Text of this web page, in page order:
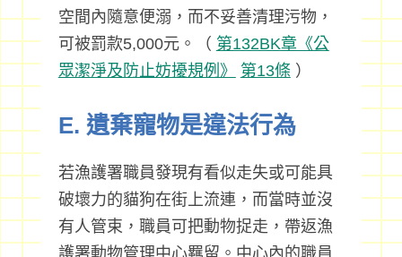
空間內隨意便溺，而不妥善清理污物，
可被罰款5,000元。（ 第132BK章《公
眾潔淨及防止妨擾規例》
第13條 ）
E. 遺棄寵物是違法行為
若漁護署職員發現有看似走失或可能具
破壞力的貓狗在街上流連，而當時並沒
有人管束，職員可把動物捉走，帶返漁
護署動物管理中心羈留。中心內的職員